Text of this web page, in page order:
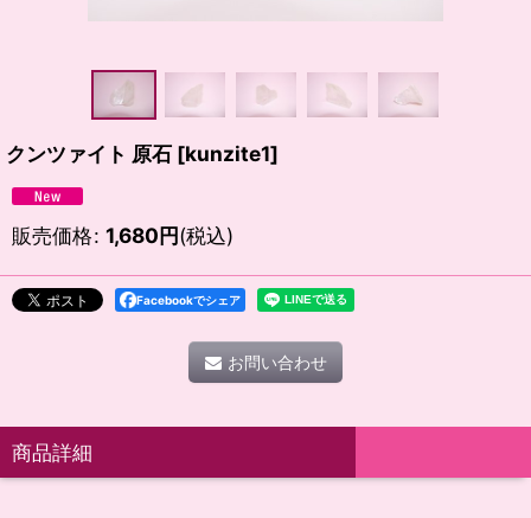
クンツァイト 原石 [kunzite1]
販売価格: 1,680円(税込)
Facebookでシェア
お問い合わせ
商品詳細